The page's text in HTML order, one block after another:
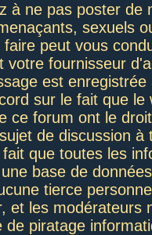
à ne pas poster de
sexuels
faire peut vous
votre fournisseur
est
sur le fait que
ce forum ont le
de discussion
que toutes les
base de
tierce
et les
de piratage